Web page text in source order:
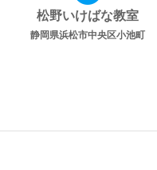
松野いけばな教室
静岡県浜松市中央区小池町